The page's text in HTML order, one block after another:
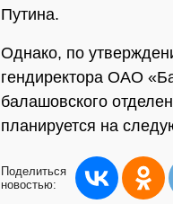
Путина.
Однако, по
гендиректора ОАО
балашовского
планируется на
Поделиться
новостью: